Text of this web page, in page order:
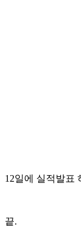
12일에 실적발표
끝.